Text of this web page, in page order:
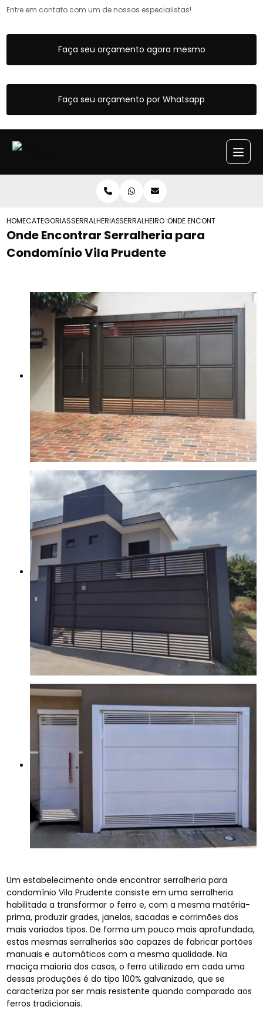
Entre em contato com um de nossos especialistas!
Faça seu orçamento agora mesmo
Faça seu orçamento por Whatsapp
HOMECATEGORIASSERRALHERIASSERRALHEIRO SPONDE ENCONTRAR
Onde Encontrar Serralheria para
Condomínio Vila Prudente
Um estabelecimento onde encontrar serralheria para
condomínio Vila Prudente consiste em uma serralheria
habilitada a transformar o ferro e, com a mesma matéria-
prima, produzir grades, janelas, sacadas e corrimões dos
mais variados tipos. De forma um pouco mais aprofundada,
estas mesmas serralherias são capazes de fabricar portões
manuais e automáticos com a mesma qualidade. Na
maciça maioria dos casos, o ferro utilizado em cada uma
dessas produções é do tipo 100% galvanizado, que se
caracteriza por ser mais resistente quando comparado aos
ferros tradicionais.